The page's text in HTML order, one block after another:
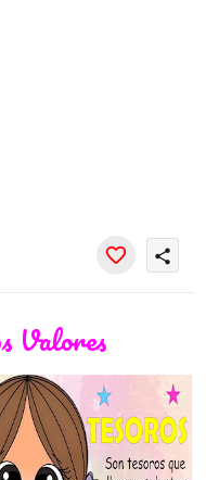
share
Valores